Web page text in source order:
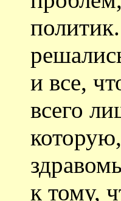
и все,
всего
к тому,